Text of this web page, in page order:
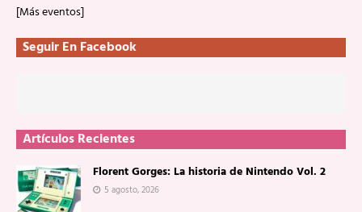
[Más eventos]
Seguir En Facebook
Artículos Recientes
Florent Gorges: La historia de Nintendo Vol. 2
5 agosto, 2026